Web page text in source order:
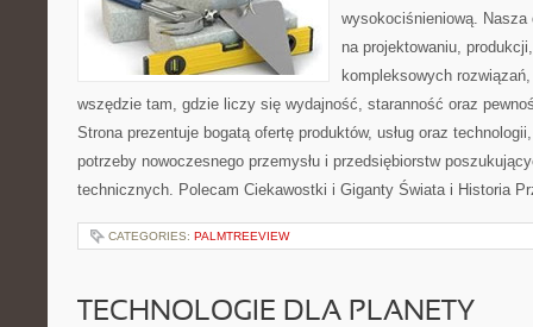
wysokociśnieniową. Nasza
na projektowaniu,
kompleksowych
wszędzie tam, gdzie liczy się wydajność, staranność oraz
Strona prezentuje bogatą ofertę produktów, usług oraz
potrzeby nowoczesnego przemysłu i przedsiębiorstw
technicznych. Polecam Ciekawostki i Giganty Świata i Historia
CATEGORIES: PALMTREEVIEW
TECHNOLOGIE DLA PLANETY